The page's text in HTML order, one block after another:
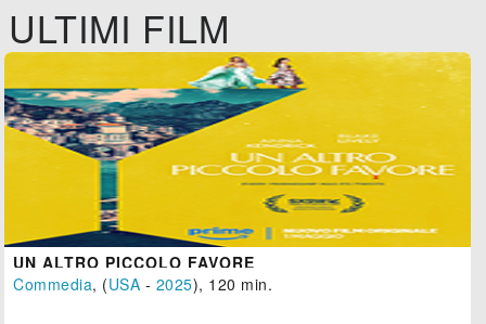
ULTIMI FILM
UN ALTRO PICCOLO FAVORE
Commedia, (USA - 2025), 120 min.